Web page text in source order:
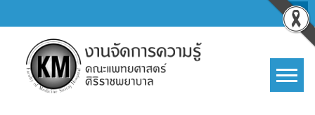
to
content